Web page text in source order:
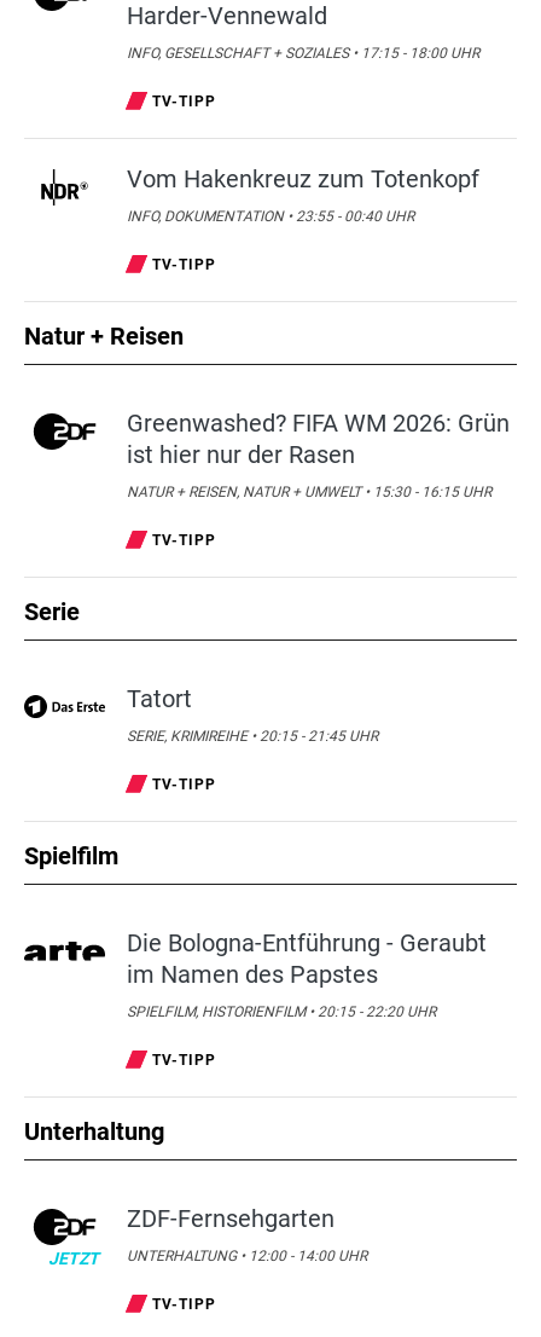
Harder-Vennewald
INFO, GESELLSCHAFT + SOZIALES • 17:15 - 18:00 UHR
TV-TIPP
Vom Hakenkreuz zum Totenkopf
INFO, DOKUMENTATION • 23:55 - 00:40 UHR
TV-TIPP
Natur + Reisen
Greenwashed? FIFA WM 2026: Grün
ist hier nur der Rasen
NATUR + REISEN, NATUR + UMWELT • 15:30 - 16:15 UHR
TV-TIPP
Serie
Tatort
SERIE, KRIMIREIHE • 20:15 - 21:45 UHR
TV-TIPP
Spielfilm
Die Bologna-Entführung - Geraubt
im Namen des Papstes
SPIELFILM, HISTORIENFILM • 20:15 - 22:20 UHR
TV-TIPP
Unterhaltung
JETZT
ZDF-Fernsehgarten
UNTERHALTUNG • 12:00 - 14:00 UHR
TV-TIPP